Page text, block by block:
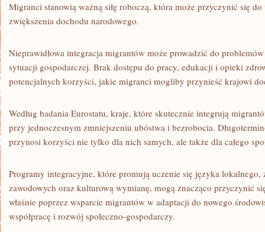
Migranci stanowią ważną⁣ siłę roboczą,‌ która może przyczynić się⁢
zwiększenia dochodu narodowego.
Nieprawidłowa integracja migrantów może prowadzić do⁣
‌sytuacji gospodarczej.‍ Brak ⁣dostępu do⁢ pracy,​ edukacji i ‍opieki‌
potencjalnych korzyści, jakie migranci mogliby przynieść krajowi
Według ⁣badania ​Eurostatu, kraje, które​ skutecznie ⁢integrują
przy​ jednoczesnym ⁢zmniejszeniu ubóstwa i bezrobocia.
przynosi korzyści nie tylko dla nich samych, ale także⁢ dla całego⁣
Programy‍ integracyjne, które promują uczenie się języka
zawodowych oraz kulturową wymianę, mogą ⁤znacząco przyczynić
właśnie poprzez ⁢wsparcie‍ migrantów w adaptacji do nowego
współpracę ⁣i rozwój społeczno-gospodarczy.